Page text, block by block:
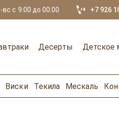
вс с 9:00 до 00:00 +7 926
Десерты Детское
Виски Текила Мескаль